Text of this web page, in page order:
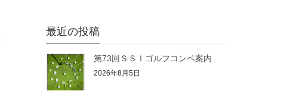
最近の投稿
第73回ＳＳＩゴルフコンペ案内
2026年8月5日